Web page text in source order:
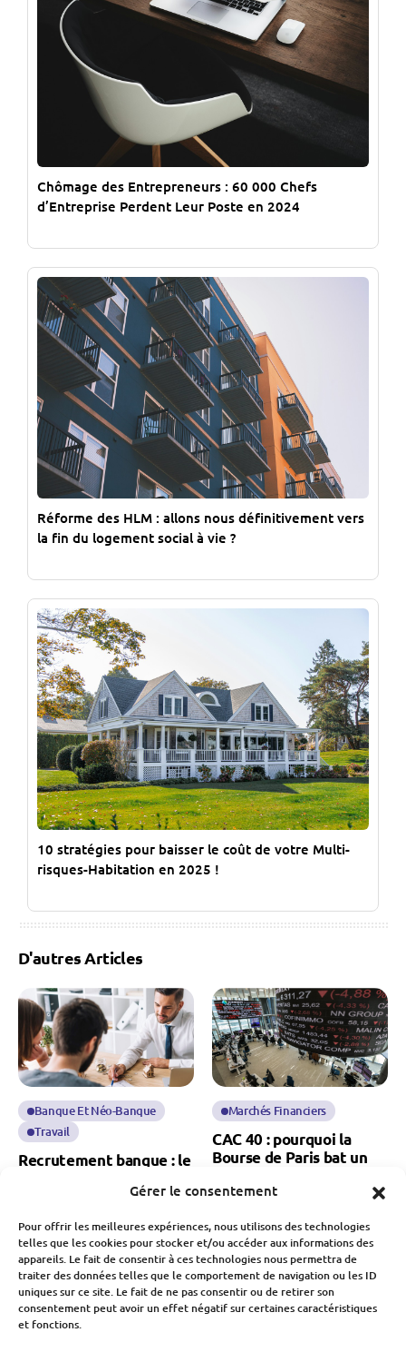
Gérer le consentement
Pour offrir les meilleures expériences, nous utilisons des technologies
telles que les cookies pour stocker et/ou accéder aux informations des
appareils. Le fait de consentir à ces technologies nous permettra de
traiter des données telles que le comportement de navigation ou les ID
uniques sur ce site. Le fait de ne pas consentir ou de retirer son
consentement peut avoir un effet négatif sur certaines caractéristiques
et fonctions.
Chômage des Entrepreneurs : 60 000 Chefs
d’Entreprise Perdent Leur Poste en 2024
Réforme des HLM : allons nous définitivement vers
la fin du logement social à vie ?
10 stratégies pour baisser le coût de votre Multi-
risques-Habitation en 2025 !
D'autres Articles
Banque Et Néo-Banque
Travail
Recrutement banque : le
en moins de candidats
Fabien Monvoisin
5 Août 2026
Marchés Financiers
CAC 40 : pourquoi la
Bourse de Paris bat un
historique
Fabien Monvoisin
5 Août 2026